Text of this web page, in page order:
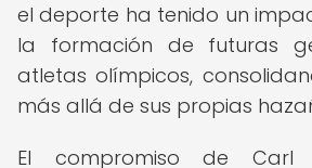
el deporte ha tenido un
la formación de futuras
atletas olímpicos,
más allá de sus propias
El compromiso de Carl